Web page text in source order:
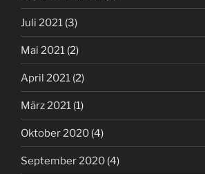
Juli 2021 (3)
Mai 2021 (2)
April 2021 (2)
März 2021 (1)
Oktober 2020 (4)
September 2020 (4)